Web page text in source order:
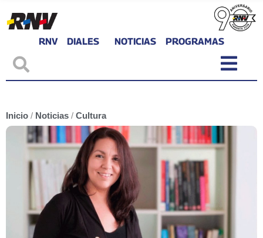
RNV DIALES NOTICIAS PROGRAMAS
Inicio / Noticias / Cultura